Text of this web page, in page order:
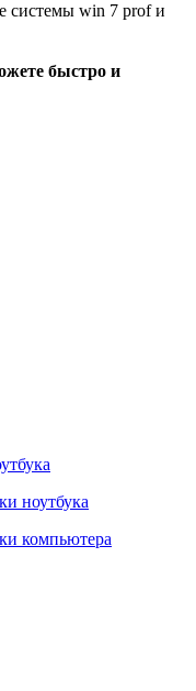
системы win 7 prof и
быстро и
ноутбука
компьютера